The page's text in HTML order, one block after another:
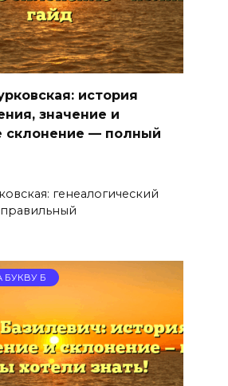
история
значение и
склонение — полный
генеалогический
Б